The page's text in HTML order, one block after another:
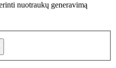
nuotraukų generavimą